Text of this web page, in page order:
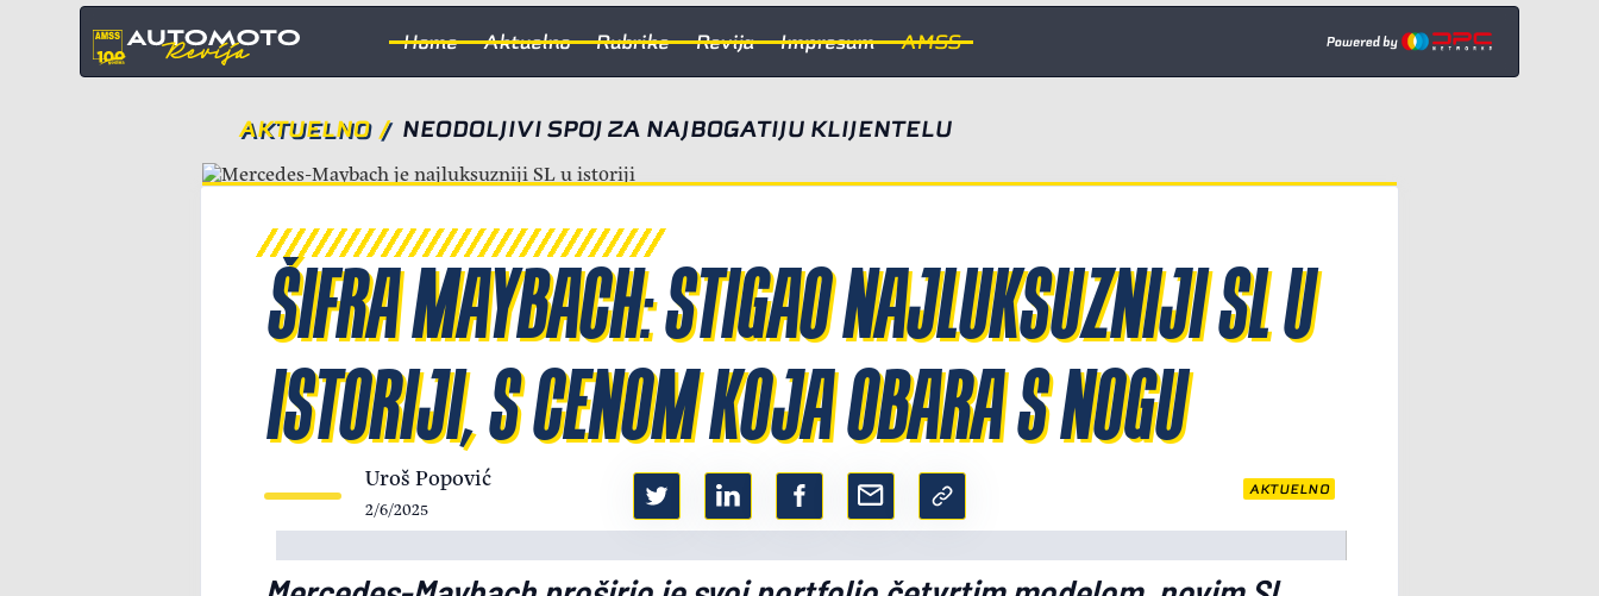
Home Aktuelno Rubrike Revija Impresum AMSS
AKTUELNO / NEODOLJIVI SPOJ ZA NAJBOGATIJU KLIJENTELU
ŠIFRA MAYBACH: STIGAO NAJLUKSUZNIJI SL U
ISTORIJI, S CENOM KOJA OBARA S NOGU
Uroš Popović
2/6/2025
AKTUELNO